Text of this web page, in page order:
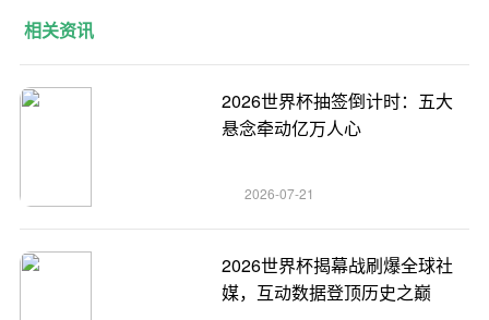
相关资讯
2026世界杯抽签倒计时：五大
悬念牵动亿万人心
2026-07-21
2026世界杯揭幕战刷爆全球社
媒，互动数据登顶历史之巅